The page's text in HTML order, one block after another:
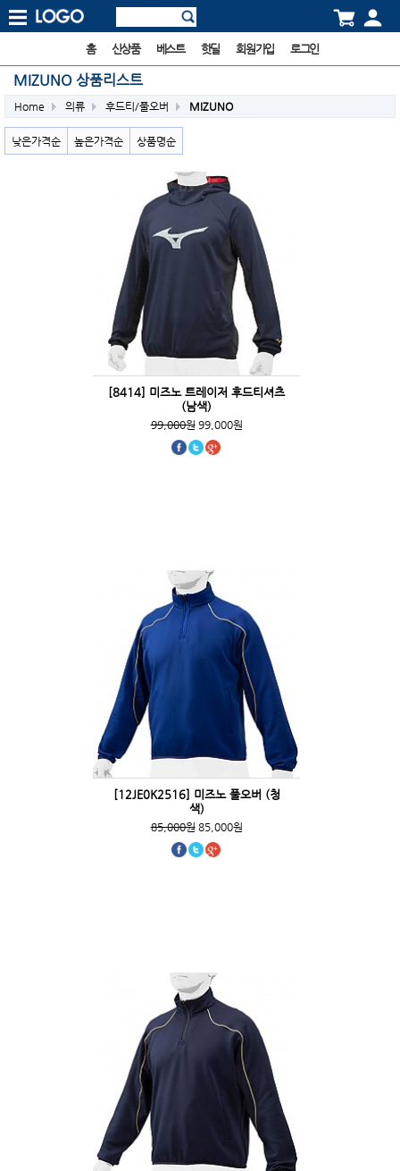
홈 신상품 베스트 핫딜 회원가입 로그인
MIZUNO 상품리스트
Home 의류 후드티/풀오버 MIZUNO
낮은가격순 높은가격순 상품명순
[8414] 미즈노 트레이저 후드티셔츠
(남색)
99,000원99,000원
[12JE0K2516] 미즈노 풀오버 (청
색)
85,000원85,000원